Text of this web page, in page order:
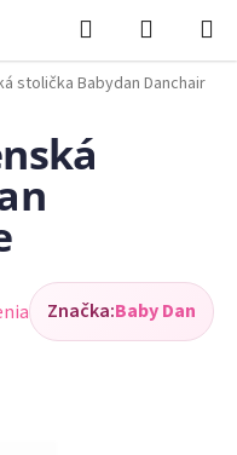
Hľadať
KOŠÍK
stolička Babydan Danchair
Značka:Baby Dan